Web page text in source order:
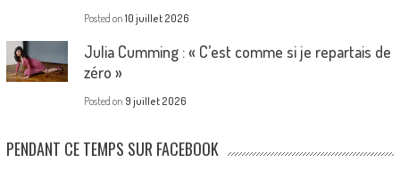
Posted on 10 juillet 2026
Julia Cumming : « C’est comme si je repartais de
zéro »
Posted on 9 juillet 2026
PENDANT CE TEMPS SUR FACEBOOK